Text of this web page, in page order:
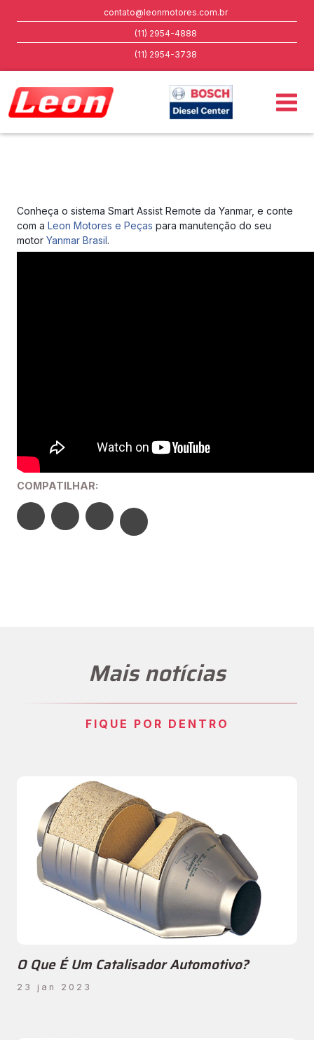
contato@leonmotores.com.br
(11) 2954-4888
(11) 2954-3738
Conheça o sistema Smart Assist Remote da Yanmar, e conte
com a Leon Motores e Peças para manutenção do seu
motor Yanmar Brasil.
COMPATILHAR:
Mais notícias
FIQUE POR DENTRO
O Que É Um Catalisador Automotivo?
23 jan 2023